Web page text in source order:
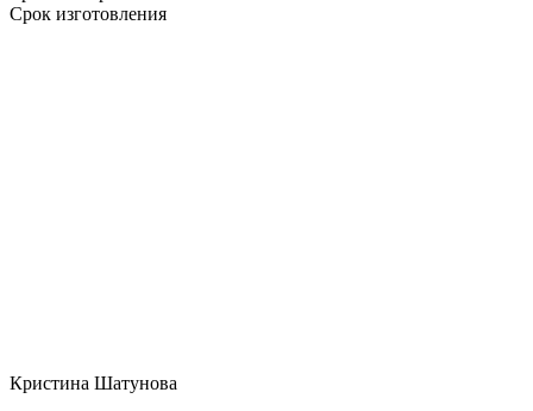
Срок изготовления
Кристина Шатунова